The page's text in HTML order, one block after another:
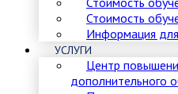
Стоимость
Информация
УСЛУГИ
Центр
дополнительного